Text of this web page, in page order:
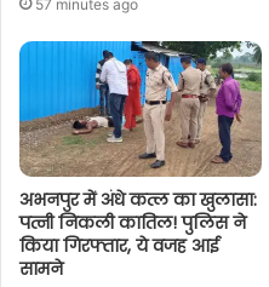
57 minutes ago
अभनपुर में अंधे कत्ल का खुलासा:
पत्नी निकली कातिल! पुलिस ने
किया गिरफ्तार, ये वजह आई
सामने